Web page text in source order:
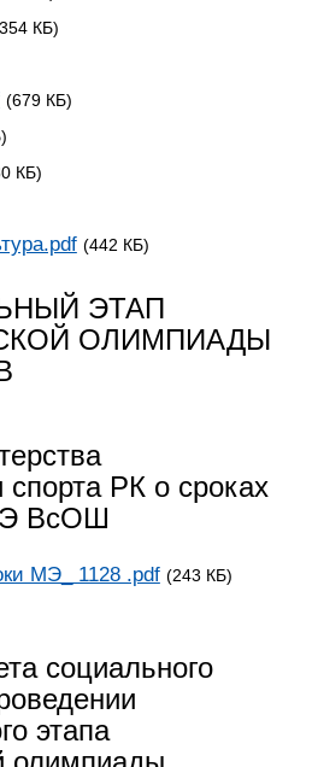
КБ)
(679 КБ)
КБ)
(442 КБ)
ЭТАП
ОЛИМПИАДЫ
спорта РК о сроках
ВсОШ
МЭ_ 1128 .pdf (243 КБ)
социального
этапа